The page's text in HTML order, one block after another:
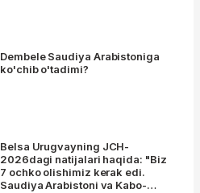
Dembele Saudiya Arabistoniga
ko'chib o'tadimi?
Belsa Urugvayning JCH-
2026dagi natijalari haqida: "Biz
7 ochko olishimiz kerak edi.
Saudiya Arabistoni va Kabo-